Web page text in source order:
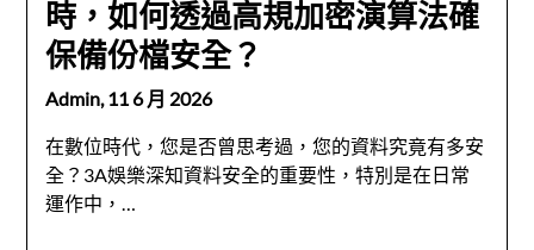
時，如何透過高規加密演算法確
保備份檔安全？
Admin,11 6 月 2026
在數位時代，您是否曾思考過，您的資料究竟有多安
全？3A娛樂深知資料安全的重要性，特別是在日常
運作中，…